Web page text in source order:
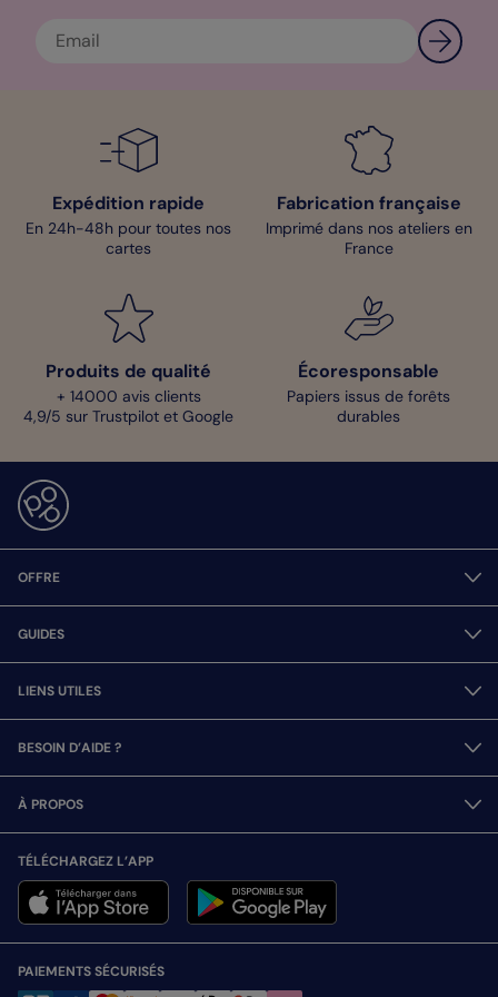
Expédition rapide
En 24h-48h pour toutes nos
cartes
Fabrication française
Imprimé dans nos ateliers en
France
Produits de qualité
+ 14000 avis clients
4,9/5 sur Trustpilot et Google
Écoresponsable
Papiers issus de forêts
durables
OFFRE
GUIDES
LIENS UTILES
BESOIN D’AIDE ?
À PROPOS
TÉLÉCHARGEZ L’APP
PAIEMENTS SÉCURISÉS